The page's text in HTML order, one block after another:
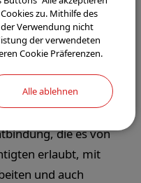
Sie bei der
CaritasHIER
bei einer
im
die es von
erlaubt, mit
und auch
zu. Mithilfe des
Verwendung nicht
der verwendeten
Cookie Präferenzen.
Alle ablehnen